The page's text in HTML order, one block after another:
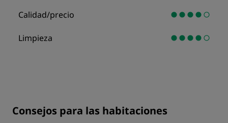
Calidad/precio
Limpieza
Consejos para las habitaciones